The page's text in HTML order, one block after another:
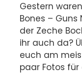
Gestern
Bones – Guns
der Zeche
ihr auch da?
euch am
paar Fotos